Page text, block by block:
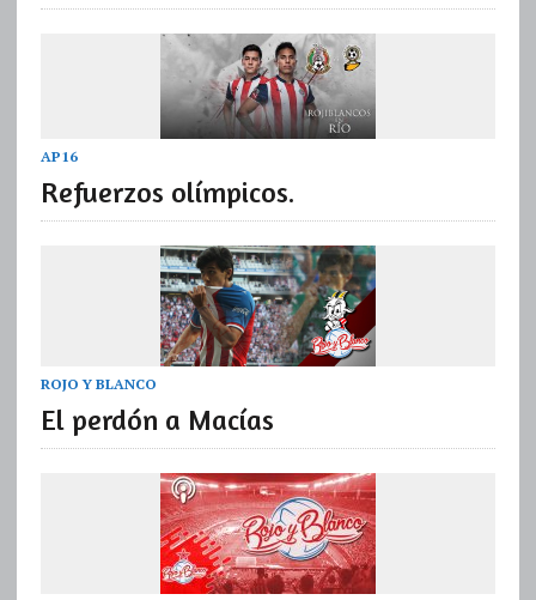
AP16
Refuerzos olímpicos.
ROJO Y BLANCO
El perdón a Macías